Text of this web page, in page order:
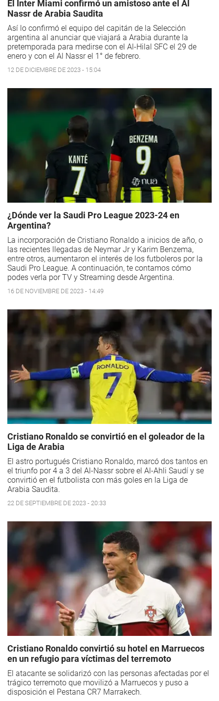
El Inter Miami confirmó un amistoso ante el Al
Nassr de Arabia Saudita
Así lo confirmó el equipo del capitán de la Selección
argentina al anunciar que viajará a Arabia durante la
pretemporada para medirse con el Al-Hilal SFC el 29 de
enero y con el Al Nassr el 1° de febrero.
12 DE DICIEMBRE DE 2023 - 15:04
¿Dónde ver la Saudi Pro League 2023-24 en
Argentina?
La incorporación de Cristiano Ronaldo a inicios de año, o
las recientes llegadas de Neymar Jr y Karim Benzema,
entre otros, aumentaron el interés de los futboleros por la
Saudi Pro League. A continuación, te contamos cómo
podes verla por TV y Streaming desde Argentina.
16 DE NOVIEMBRE DE 2023 - 14:49
Cristiano Ronaldo se convirtió en el goleador de la
Liga de Arabia
El astro portugués Cristiano Ronaldo, marcó dos tantos en
el triunfo por 4 a 3 del Al-Nassr sobre el Al-Ahli Saudí y se
convirtió en el futbolista con más goles en la Liga de
Arabia Saudita.
22 DE SEPTIEMBRE DE 2023 - 20:33
Cristiano Ronaldo convirtió su hotel en Marruecos
en un refugio para víctimas del terremoto
El atacante se solidarizó con las personas afectadas por el
trágico terremoto que movilizó a Marruecos y puso a
disposición el Pestana CR7 Marrakech.